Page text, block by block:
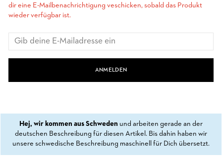
dir eine E-Mailbenachrichtigung veschicken, sobald das Produkt
wieder verfügbar ist.
ANMELDEN
Hej, wir kommen aus Schweden und arbeiten gerade an der
deutschen Beschreibung für diesen Artikel. Bis dahin haben wir
unsere schwedische Beschreibung maschinell für Dich übersetzt.